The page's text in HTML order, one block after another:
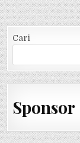
Cari
Sponsor